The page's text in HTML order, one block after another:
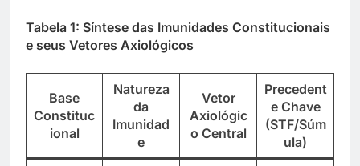
Tabela 1: Síntese das Imunidades Constitucionais
e seus Vetores Axiológicos
Base
Constituc
ional
Natureza
da
Imunidad
e
Vetor
Axiológic
o Central
Precedent
e Chave
(STF/Súm
ula)